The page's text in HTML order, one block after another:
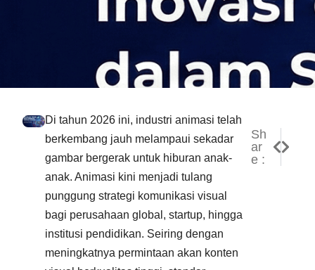
Di tahun 2026 ini, industri animasi telah
berkembang jauh melampaui sekadar
gambar bergerak untuk hiburan anak-
anak. Animasi kini menjadi tulang
punggung strategi komunikasi visual
bagi perusahaan global, startup, hingga
institusi pendidikan. Seiring dengan
meningkatnya permintaan akan konten
Sh
ar
e :